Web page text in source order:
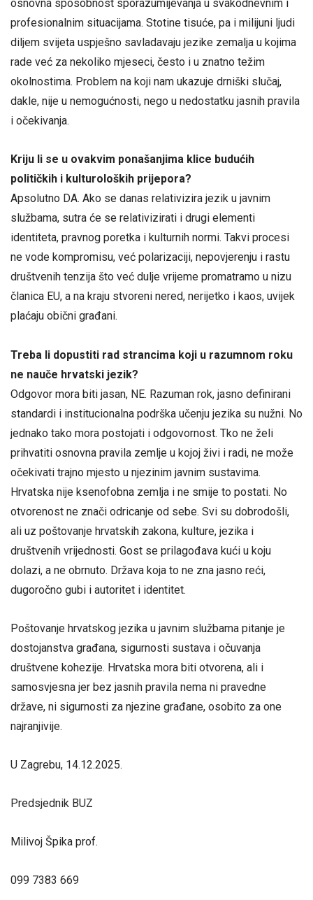
osnovna sposobnost sporazumijevanja u svakodnevnim i
profesionalnim situacijama. Stotine tisuće, pa i milijuni ljudi
diljem svijeta uspješno savladavaju jezike zemalja u kojima
rade već za nekoliko mjeseci, često i u znatno težim
okolnostima. Problem na koji nam ukazuje drniški slučaj,
dakle, nije u nemogućnosti, nego u nedostatku jasnih pravila
i očekivanja.
Kriju li se u ovakvim ponašanjima klice budućih
političkih i kulturoloških prijepora?
Apsolutno DA. Ako se danas relativizira jezik u javnim
službama, sutra će se relativizirati i drugi elementi
identiteta, pravnog poretka i kulturnih normi. Takvi procesi
ne vode kompromisu, već polarizaciji, nepovjerenju i rastu
društvenih tenzija što već dulje vrijeme promatramo u nizu
članica EU, a na kraju stvoreni nered, nerijetko i kaos, uvijek
plaćaju obični građani.
Treba li dopustiti rad strancima koji u razumnom roku
ne nauče hrvatski jezik?
Odgovor mora biti jasan, NE. Razuman rok, jasno definirani
standardi i institucionalna podrška učenju jezika su nužni. No
jednako tako mora postojati i odgovornost. Tko ne želi
prihvatiti osnovna pravila zemlje u kojoj živi i radi, ne može
očekivati trajno mjesto u njezinim javnim sustavima.
Hrvatska nije ksenofobna zemlja i ne smije to postati. No
otvorenost ne znači odricanje od sebe. Svi su dobrodošli,
ali uz poštovanje hrvatskih zakona, kulture, jezika i
društvenih vrijednosti. Gost se prilagođava kući u koju
dolazi, a ne obrnuto. Država koja to ne zna jasno reći,
dugoročno gubi i autoritet i identitet.
Poštovanje hrvatskog jezika u javnim službama pitanje je
dostojanstva građana, sigurnosti sustava i očuvanja
društvene kohezije. Hrvatska mora biti otvorena, ali i
samosvjesna jer bez jasnih pravila nema ni pravedne
države, ni sigurnosti za njezine građane, osobito za one
najranjivije.
U Zagrebu, 14.12.2025.
Predsjednik BUZ
Milivoj Špika prof.
099 7383 669